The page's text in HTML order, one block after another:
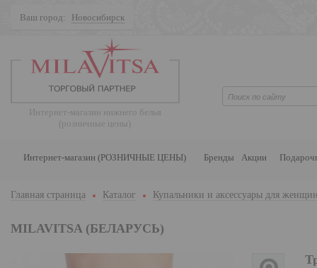
Ваш город: Новосибирск
Интернет-магазин нижнего белья
(розничные цены)
Интернет-магазин (РОЗНИЧНЫЕ ЦЕНЫ) Бренды Акции
Главная страница Каталог Купальники и аксессуары для
MILAVITSA (БЕЛАРУСЬ)